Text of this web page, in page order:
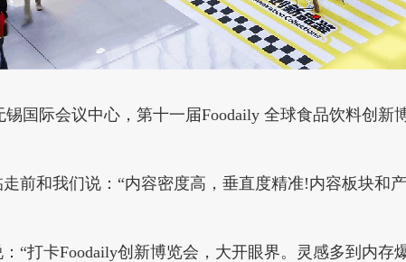
锡国际会议中心，第十一届Foodaily 全球食品饮料创新
前和我们说：“内容密度高，垂直度精准!内容板块和
“打卡Foodaily创新博览会，大开眼界。灵感多到内存